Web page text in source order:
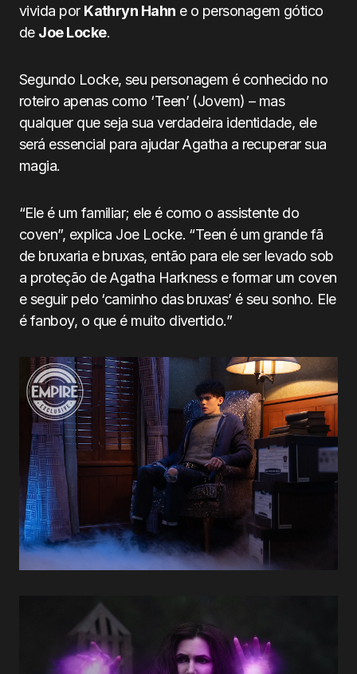
vivida por Kathryn Hahn e o personagem gótico
de Joe Locke.
Segundo Locke, seu personagem é conhecido no
roteiro apenas como ‘Teen’ (Jovem) – mas
qualquer que seja sua verdadeira identidade, ele
será essencial para ajudar Agatha a recuperar sua
magia.
“Ele é um familiar; ele é como o assistente do
coven”, explica Joe Locke. “Teen é um grande fã
de bruxaria e bruxas, então para ele ser levado sob
a proteção de Agatha Harkness e formar um coven
e seguir pelo ‘caminho das bruxas’ é seu sonho. Ele
é fanboy, o que é muito divertido.”